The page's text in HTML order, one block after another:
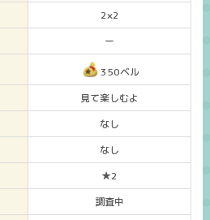
2×2
ー
350ベル
見て楽しむよ
なし
なし
★2
調査中